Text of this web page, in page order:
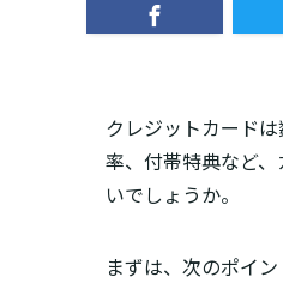
クレジットカード
率、付帯特典など
いでしょうか。
まずは、次のポイ